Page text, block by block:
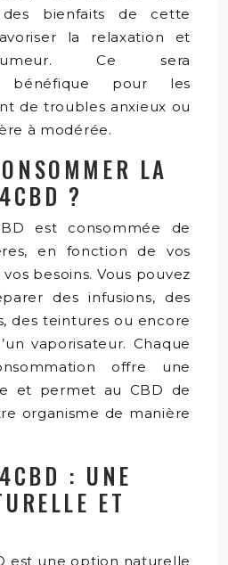
bienfaits de cette
la relaxation et
Ce sera
bénéfique pour les
de troubles anxieux ou
à modérée.
LA
?
est consommée de
en fonction de vos
besoins. Vous pouvez
des infusions, des
des teintures ou encore
vaporisateur. Chaque
offre une
et permet au CBD de
organisme de manière
: UNE
ET
est une option naturelle